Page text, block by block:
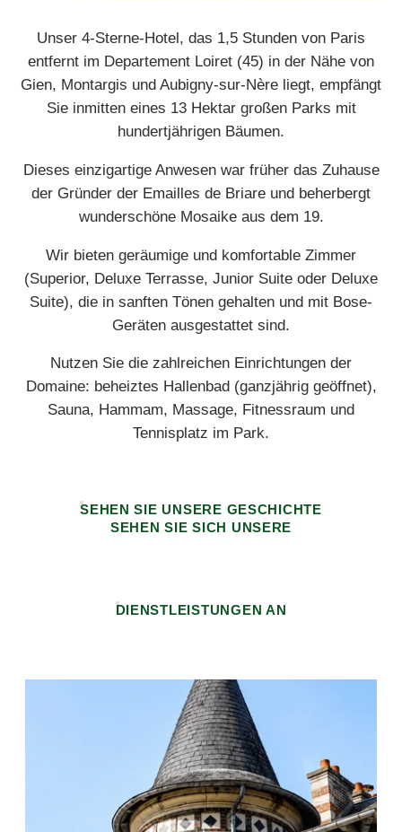
Unser 4-Sterne-Hotel, das 1,5 Stunden von Paris
entfernt im Departement Loiret (45) in der Nähe von
Gien, Montargis und Aubigny-sur-Nère liegt, empfängt
Sie inmitten eines 13 Hektar großen Parks mit
hundertjährigen Bäumen.
Dieses einzigartige Anwesen war früher das Zuhause
der Gründer der Emailles de Briare und beherbergt
wunderschöne Mosaike aus dem 19.
Wir bieten geräumige und komfortable Zimmer
(Superior, Deluxe Terrasse, Junior Suite oder Deluxe
Suite), die in sanften Tönen gehalten und mit Bose-
Geräten ausgestattet sind.
Nutzen Sie die zahlreichen Einrichtungen der
Domaine: beheiztes Hallenbad (ganzjährig geöffnet),
Sauna, Hammam, Massage, Fitnessraum und
Tennisplatz im Park.
SEHEN SIE UNSERE GESCHICHTE
SEHEN SIE SICH UNSERE
DIENSTLEISTUNGEN AN